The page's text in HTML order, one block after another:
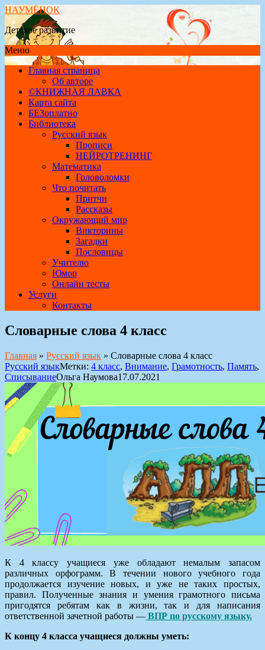
НАУМЁНОК
Детское развитие
Меню
Главная страница
Об авторе
©КНИЖНАЯ ЛАВКА
Карта сайта
БЕЗоплатно
Библиотека
Русский язык
Прописи
НЕЙРОТРЕНИНГ
Математика
Головоломки
Что почитать
Притчи
Рассказы
Окружающий мир
Викторины
Загадки
Пословицы
Учителю
Юмор
Онлайн тесты
Услуги
Контакты
Словарные слова 4 класс
Главная » Русский язык » Словарные слова 4 класс
Русский языкМетки: 4 класс, Внимание, Грамотность, Память,
СписываниеОльга Наумова17.07.2021
К 4 классу учащиеся уже обладают немалым запасом
различных орфограмм. В течении нового учебного года
продолжается изучение новых, и уже не таких простых,
правил. Полученные знания и умения грамотного письма
пригодятся ребятам как в жизни, так и для написания
ответственной зачетной работы — ВПР по русскому языку.
К концу 4 класса учащиеся должны уметь: